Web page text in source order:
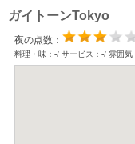
ガイトーンTokyo